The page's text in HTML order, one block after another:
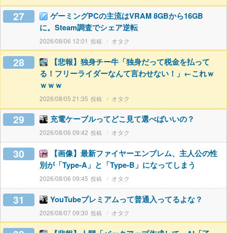
27
ゲーミングPCの主流はVRAM 8GBから16GB
に。Steam調査でシェア逆転
2026/08/06 12:01 オタク
28
【悲報】独身チー牛「独身だって税金を払って
る！フリーライダーなんて言わせない！」←これｗ
ｗｗｗ
2026/08/05 21:35 オタク
29 充電ケーブルってどこ見て選べばいいの？
2026/08/06 09:42 オタク
30
【画像】最新ファイヤーエンブレム、主人公の性
別が「Type-A」と「Type-B」になってしまう
2026/08/06 09:45 オタク
31 YouTubeプレミアムって普通入ってるよな？
2026/08/07 09:30 オタク